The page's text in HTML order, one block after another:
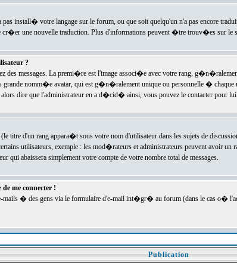
install� votre langage sur le forum, ou que soit quelqu'un n'a pas encore
cr�er une nouvelle traduction. Plus d'informations peuvent �tre trouv�es sur le
?
des messages. La premi�re est l'image associ�e avec votre rang,
grande nomm�e avatar, qui est g�n�ralement unique ou personnelle �
dire que l'administrateur en a d�cid� ainsi, vous pouvez le contacter pour
titre d'un rang appara�t sous votre nom d'utilisateur dans les sujets de
utilisateurs, exemple : les mod�rateurs et administrateurs peuvent avoir
abaissera simplement votre compte de votre nombre total de messages.
me connecter !
� des gens via le formulaire d'e-mail int�gr� au forum (dans le cas o�
Publication